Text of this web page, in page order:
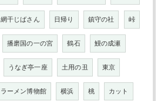
網干じばさん 日帰り 鎮守の社 峠
播磨国の一の宮 鶴石 鰻の成瀬
うなぎ亭一座 土用の丑 東京
ラーメン博物館 横浜 桃 カット